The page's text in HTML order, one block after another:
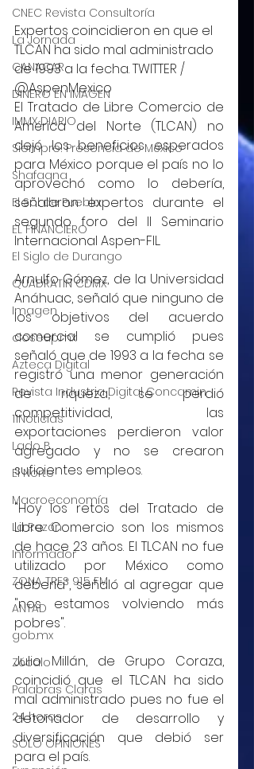
CNEC Revista Consultoría
La Jornada
CANACAR
DINERO EN IMAGEN
IMMX DIARIO
Siempre! Presencia de México
Shafaqna
El Sol de Puebla
EL FINANCIERO
El Siglo de Durango
QUADRATIN CDMX
Imagen
closeup.mx
Azteca Digital
Revista Industria Digital Concamin
11Noticias
Lado B
El Norte
Macroeconomía
La Razón
Informador
ZONA TRES 91.5 FM
ANTAD
gob.mx
Zócalo
Palabras Claras
24 horas
SOLO OPINIONES
Expertos coincidieron en que el
TLCAN ha sido mal administrado
de 1993 a la fecha. TWITTER /
@AspenMexico
El Tratado de Libre Comercio de
América del Norte (TLCAN) no
dejó los beneficios esperados
para México porque el país no lo
aprovechó como lo debería,
señalaron expertos durante el
segundo foro del II Seminario
Internacional Aspen-FIL.
Arnulfo Gómez, de la Universidad
Anáhuac, señaló que ninguno de
los objetivos del acuerdo
comercial se cumplió pues
señaló que de 1993 a la fecha se
registró una menor generación
de riqueza, se perdió
competitividad, las
exportaciones perdieron valor
agregado y no se crearon
suficientes empleos.
"Hoy los retos del Tratado de
Libre Comercio son los mismos
de hace 23 años. El TLCAN no fue
utilizado por México como
debería", señaló al agregar que
"nos estamos volviendo más
pobres".
Julio Millán, de Grupo Coraza,
coincidió que el TLCAN ha sido
mal administrado pues no fue el
detonador de desarrollo y
diversificación que debió ser
para el país.